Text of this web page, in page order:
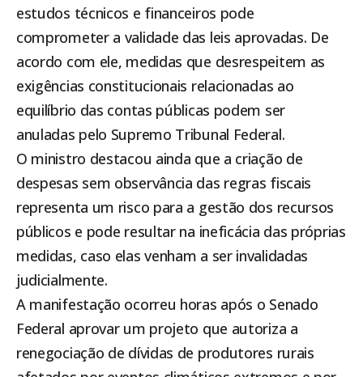
estudos técnicos e financeiros pode
comprometer a validade das leis aprovadas. De
acordo com ele, medidas que desrespeitem as
exigências constitucionais relacionadas ao
equilíbrio das contas públicas podem ser
anuladas pelo Supremo Tribunal Federal.
O ministro destacou ainda que a criação de
despesas sem observância das regras fiscais
representa um risco para a gestão dos recursos
públicos e pode resultar na ineficácia das próprias
medidas, caso elas venham a ser invalidadas
judicialmente.
A manifestação ocorreu horas após o Senado
Federal aprovar um projeto que autoriza a
renegociação de dívidas de produtores rurais